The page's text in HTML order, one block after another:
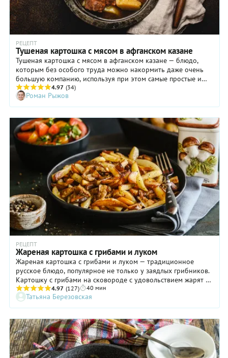
РЕЦЕПТ
Тушеная картошка с мясом в афганском казане
Тушеная картошка с мясом в афганском казане — блюдо,
которым без особого труда можно накормить даже очень
большую компанию, используя при этом самые простые и
бюджетные продукты. Принцип работы афганского казана
тот же, что у скороварки — благодаря герметично закрытой
крышке, внутри образуется повышенное давление,
вследствие чего любое блюдо будет готово намного
быстрее. Например, с увеличением давления на 1 Бар время
тушения уменьшается в 3 раза, поэтому смело берите самые
жесткие куски говядины (лопатка, голяшка, зарез) и не
беспокойтесь, что они останутся жесткими. Обратите
внимание: приготовить мясо с картошкой в афганском
казане можно и без предварительного обжаривания
ингредиентов.
4.97 (34)
Роман Рыжов
РЕЦЕПТ
Жареная картошка с грибами и луком
Жареная картошка с грибами и луком — традиционное
русское блюдо, популярное не только у заядлых грибников.
Картошку с грибами на сковороде с удовольствием жарят в
любом деревенском доме и городской квартире, включают в
меню столичных ресторанов, готовят на дачах и в походах.
Картошка, жаренная с грибами и луком, давно перестала
быть сезонным блюдом. Сегодня в любом супермаркете, в
любое время года, можно купить свежие или замороженные
грибы, в том числе — грибное ассорти. Если вы оказались
перед выбором и не знаете, с какими грибами лучше жарить
картошку, советуем использовать белые.
4.97 (127) 40 мин
Татьяна Березовская